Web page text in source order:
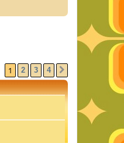
1 2 3 4